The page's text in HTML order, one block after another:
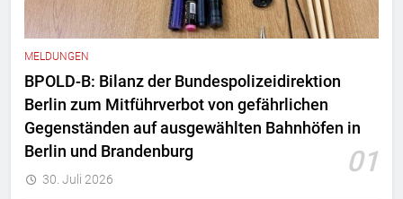
MELDUNGEN
BPOLD-B: Bilanz der Bundespolizeidirektion
Berlin zum Mitführverbot von gefährlichen
Gegenständen auf ausgewählten Bahnhöfen in
Berlin und Brandenburg
01
30. Juli 2026